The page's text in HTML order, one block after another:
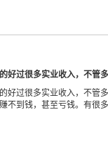
好过很多实业收入，不管
好过很多实业收入，不管
不到钱，甚至亏钱。有很